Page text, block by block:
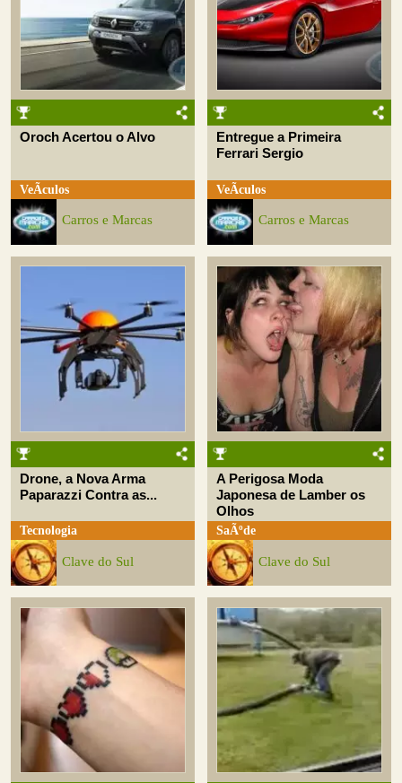
Oroch Acertou o Alvo
VeÃ­culos
Carros e Marcas
Entregue a Primeira
Ferrari Sergio
VeÃ­culos
Carros e Marcas
Drone, a Nova Arma
Paparazzi Contra as...
Tecnologia
Clave do Sul
A Perigosa Moda
Japonesa de Lamber os
Olhos
SaÃºde
Clave do Sul